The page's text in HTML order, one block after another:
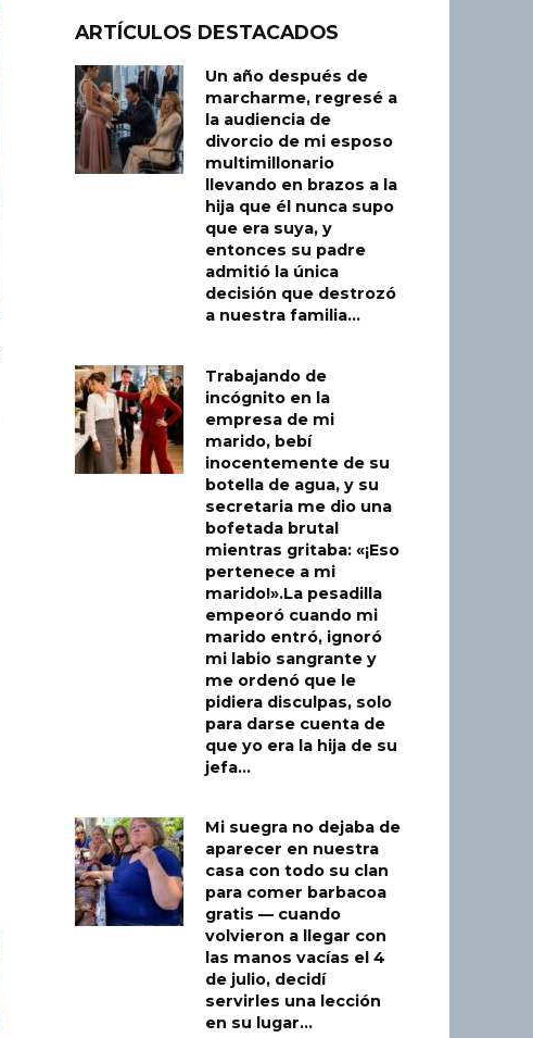
ARTÍCULOS DESTACADOS
Un año después de
marcharme, regresé a
la audiencia de
divorcio de mi esposo
multimillonario
llevando en brazos a la
hija que él nunca supo
que era suya, y
entonces su padre
admitió la única
decisión que destrozó
a nuestra familia…
Trabajando de
incógnito en la
empresa de mi
marido, bebí
inocentemente de su
botella de agua, y su
secretaria me dio una
bofetada brutal
mientras gritaba: «¡Eso
pertenece a mi
marido!».La pesadilla
empeoró cuando mi
marido entró, ignoró
mi labio sangrante y
me ordenó que le
pidiera disculpas, solo
para darse cuenta de
que yo era la hija de su
jefa…
Mi suegra no dejaba de
aparecer en nuestra
casa con todo su clan
para comer barbacoa
gratis — cuando
volvieron a llegar con
las manos vacías el 4
de julio, decidí
servirles una lección
en su lugar…